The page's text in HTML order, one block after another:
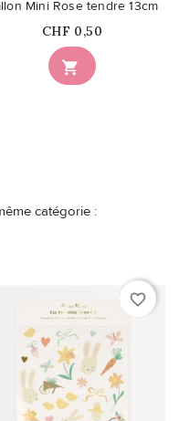

Mini Rose tendre 13cm
Prix
CHF 0,50
catégorie :
favorite_border